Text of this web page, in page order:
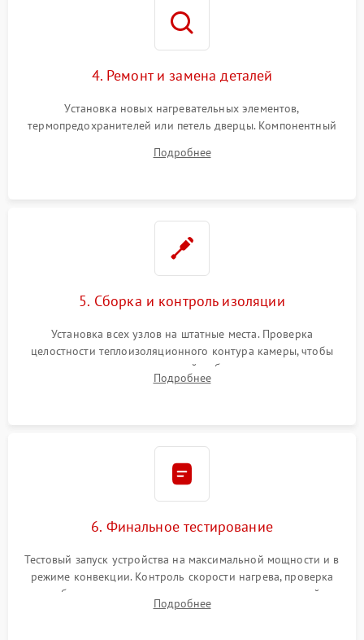
4. Ремонт и замена деталей
Установка новых нагревательных элементов,
термопредохранителей или петель дверцы. Компонентный
выгоревших реле, восстановление контактов и замена
Подробнее
5. Сборка и контроль изоляции
Установка всех узлов на штатные места. Проверка
целостности теплоизоляционного контура камеры, чтобы
исключить перегрев кухонной мебели и потерю тепла.
Надежная фиксация клемм и сборка корпуса шкафа.
Подробнее
6. Финальное тестирование
Тестовый запуск устройства на максимальной мощности и в
режиме конвекции. Контроль скорости нагрева, проверка
срабатывания термостата при достижении заданной
температуры и тест на отсутствие утечек тока.
Подробнее